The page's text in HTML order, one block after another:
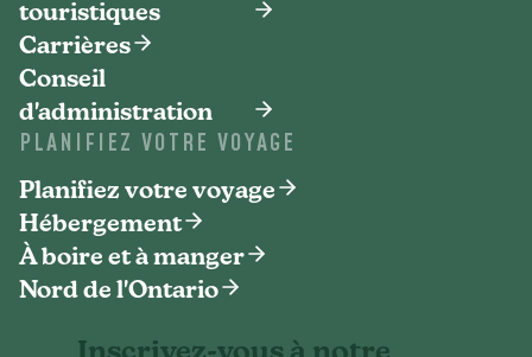
touristiques
Carrières
Conseil
d'administration
PLANIFIEZ VOTRE VOYAGE
Planifiez votre voyage
Hébergement
À boire et à manger
Nord de l'Ontario